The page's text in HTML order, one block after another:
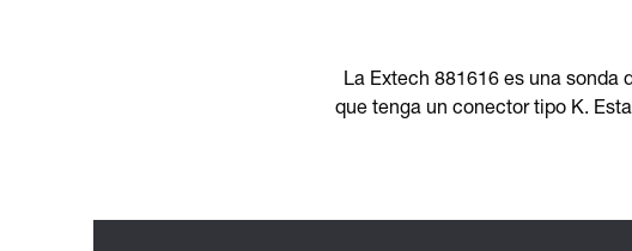
La Extech 881616 es una sonda
que tenga un conector tipo K.